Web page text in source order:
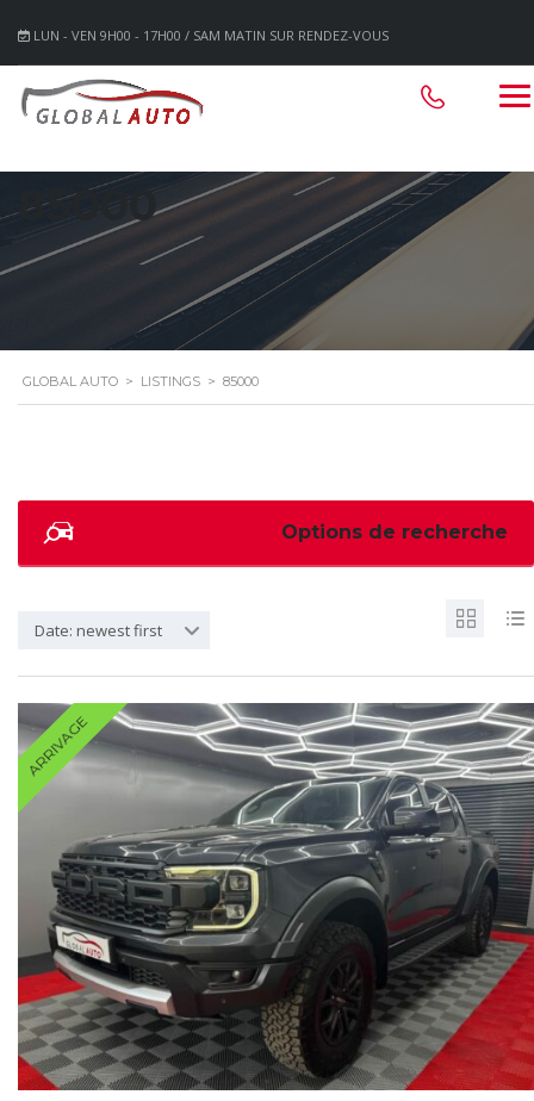
LUN - VEN 9H00 - 17H00 / SAM MATIN SUR RENDEZ-VOUS
85000
GLOBAL AUTO > LISTINGS > 85000
Options de recherche
Date: newest first
ARRIVAGE